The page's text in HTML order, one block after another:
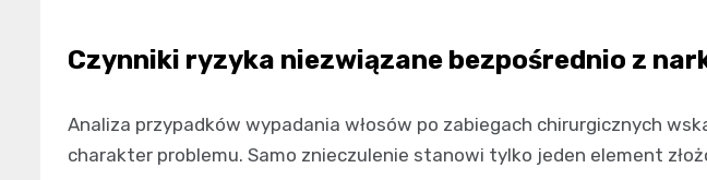
Czynniki ryzyka niezwiązane bezpośrednio z
Analiza przypadków wypadania włosów po zabiegach chirurgicznych
charakter problemu. Samo znieczulenie stanowi tylko jeden element